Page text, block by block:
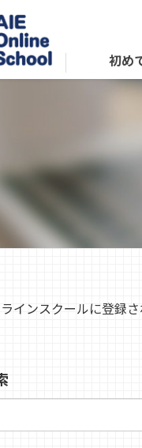
初め
インスクールに登録